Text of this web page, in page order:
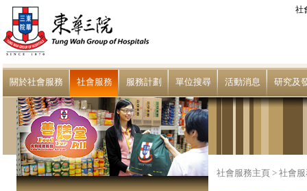
社
關於社會服務 社會服務 服務計劃 單位搜尋 活動消息 研究及
社會服務主頁 > 社會